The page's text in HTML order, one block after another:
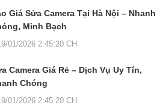
Giá Sửa Camera Tại Hà Nội – Nhanh
Minh Bạch
01/2026 2:45:20 CH
Camera Giá Rẻ – Dịch Vụ Uy Tín,
Chóng
01/2026 2:45:20 CH